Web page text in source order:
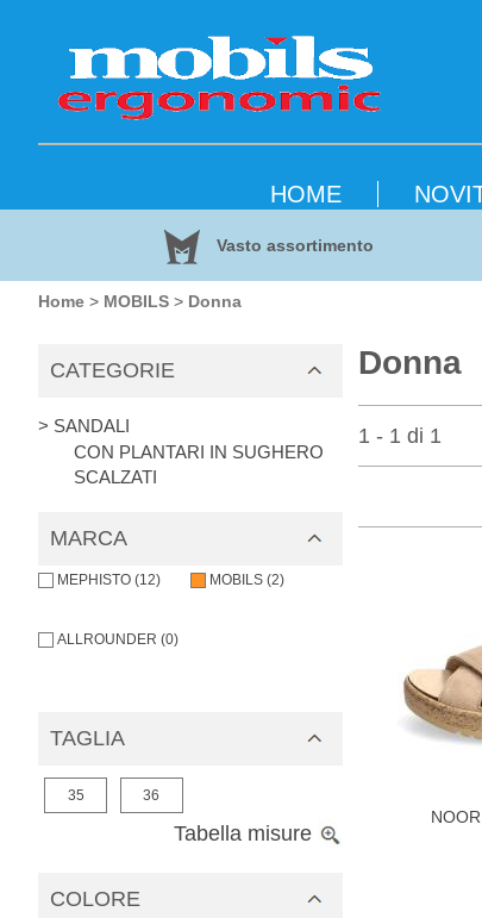
HOME
Vasto assortimento
Home > MOBILS > Donna
CATEGORIE
> SANDALI
CON PLANTARI IN SUGHERO
SCALZATI
MARCA
MEPHISTO (12) MOBILS (2)
ALLROUNDER (0)
TAGLIA
35 36
Tabella misure
COLORE
Donna
1 - 1 di 1